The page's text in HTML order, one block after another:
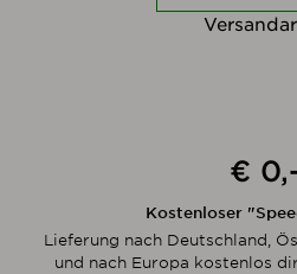
€
Kostenloser
Lieferung nach Deutschland,
und nach Europa kostenlos